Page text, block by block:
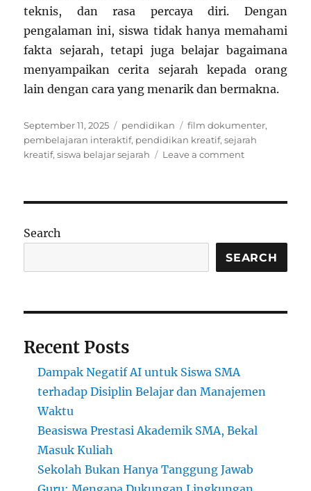
teknis, dan rasa percaya diri. Dengan
pengalaman ini, siswa tidak hanya memahami
fakta sejarah, tetapi juga belajar bagaimana
menyampaikan cerita sejarah kepada orang
lain dengan cara yang menarik dan bermakna.
Posted
on
September 11, 2025 Categories
pendidikan Tags
film dokumenter,
pembelajaran interaktif, pendidikan kreatif,sejarah
kreatif,siswa belajar sejarah Leave a commenton
yang
Dibuat
Siswa
Search
SEARCH
Recent Posts
Dampak Negatif AI untuk Siswa SMA
terhadap Disiplin Belajar dan Manajemen
Waktu
Beasiswa Prestasi Akademik SMA, Bekal
Masuk Kuliah
Sekolah Bukan Hanya Tanggung Jawab